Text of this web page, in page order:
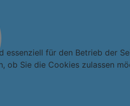
für den Betrieb der
ob Sie die Cookies zulassen